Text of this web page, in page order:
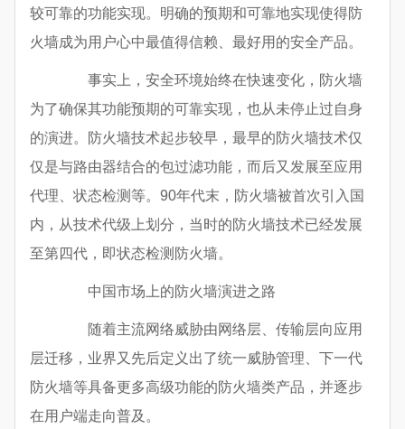
较可靠的功能实现。明确的预期和可靠地实现使得防
火墙成为用户心中最值得信赖、最好用的安全产品。
事实上，安全环境始终在快速变化，防火墙
为了确保其功能预期的可靠实现，也从未停止过自身
的演进。防火墙技术起步较早，最早的防火墙技术仅
仅是与路由器结合的包过滤功能，而后又发展至应用
代理、状态检测等。90年代末，防火墙被首次引入国
内，从技术代级上划分，当时的防火墙技术已经发展
至第四代，即状态检测防火墙。
中国市场上的防火墙演进之路
随着主流网络威胁由网络层、传输层向应用
层迁移，业界又先后定义出了统一威胁管理、下一代
防火墙等具备更多高级功能的防火墙类产品，并逐步
在用户端走向普及。